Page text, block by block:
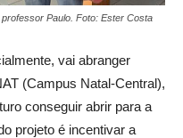
Paulo. Foto: Ester Costa
vai abranger
(Campus Natal-Central),
conseguir abrir para a
projeto é incentivar a